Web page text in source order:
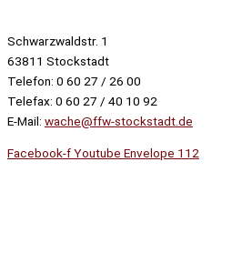
Schwarzwaldstr. 1
63811 Stockstadt
Telefon: 0 60 27 / 26 00
Telefax: 0 60 27 / 40 10 92
E-Mail: wache@ffw-stockstadt.de
Facebook-fYoutube Envelope 112